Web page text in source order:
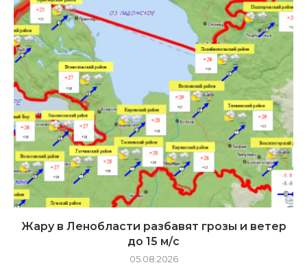
Жару в Ленобласти разбавят грозы и ветер
до 15 м/с
05.08.2026